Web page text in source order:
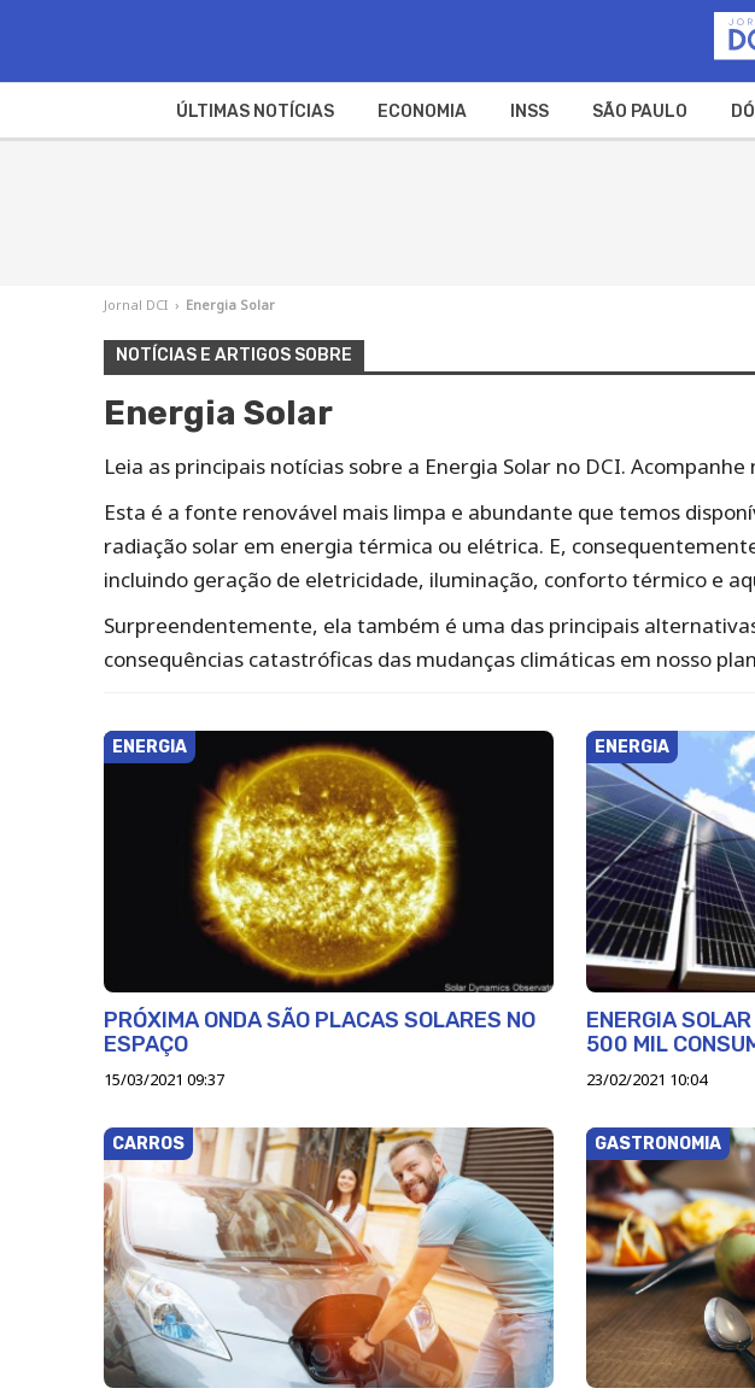
ÚLTIMAS NOTÍCIAS ECONOMIA INSS SÃO PAULO
Jornal DCI › Energia Solar
NOTÍCIAS E ARTIGOS SOBRE
Energia Solar
Leia as principais notícias sobre a Energia Solar no DCI.
Esta é a fonte renovável mais limpa e abundante que temos
radiação solar em energia térmica ou elétrica. E,
incluindo geração de eletricidade, iluminação, conforto térmico e
Surpreendentemente, ela também é uma das principais
consequências catastróficas das mudanças climáticas em nosso
ENERGIA
PRÓXIMA ONDA SÃO PLACAS SOLARES NO
ESPAÇO
15/03/2021 09:37
ENERGIA
ENERGIA
500 MIL
23/02/2021 10:04
CARROS GASTRONOMIA